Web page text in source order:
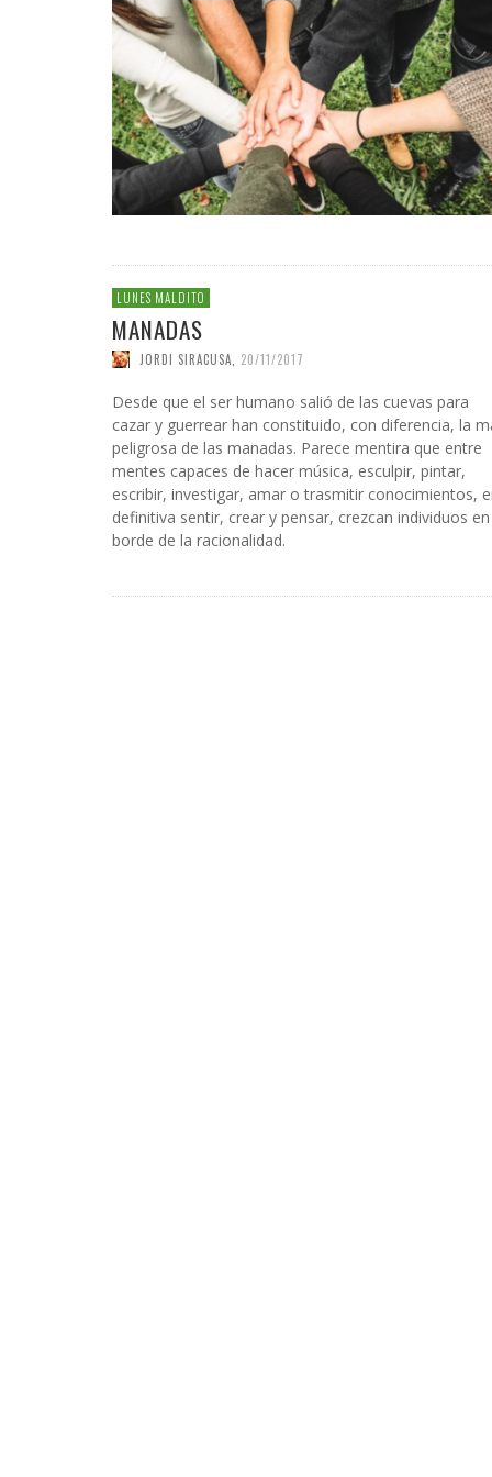
MANIFIESTO
CONFIDENCIAS
UNA OPINIÓN
ANÁLISIS GLOBAL
IRÁN
LA CRÍTICA CULTURAL
CHAFLÁN DE LETRAS
ORGANISMOS GLOBALES
RINCÓN DE POESÍA
SOLIDARIDAD Y ONGS
31/07/
EDUCACIÓN AMBIENTAL
NATURALEZA
LUNES MALDITO
MANADAS
JORDI SIRACUSA 20/11/2017
Desde que el ser humano salió de las cuevas para
cazar y guerrear han constituido, con diferencia, la
peligrosa de las manadas. Parece mentira que entre
mentes capaces de hacer música, esculpir, pintar,
escribir, investigar, amar o trasmitir conocimientos,
definitiva sentir, crear y pensar, crezcan individuos
borde de la racionalidad.